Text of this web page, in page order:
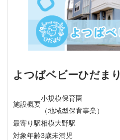
よつばベビーひだまり
施設概要
小規模保育園
（地域型保育事業）
最寄り駅相模大野駅
対象年齢3歳未満児